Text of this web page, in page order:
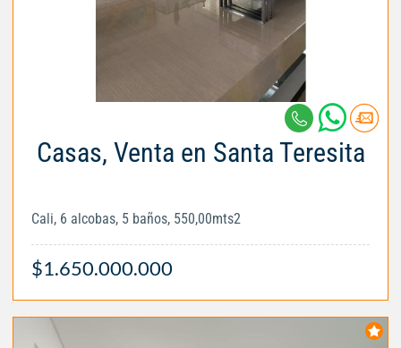
Casas, Venta en Santa Teresita
Cali, 6 alcobas, 5 baños, 550,00mts2
$1.650.000.000